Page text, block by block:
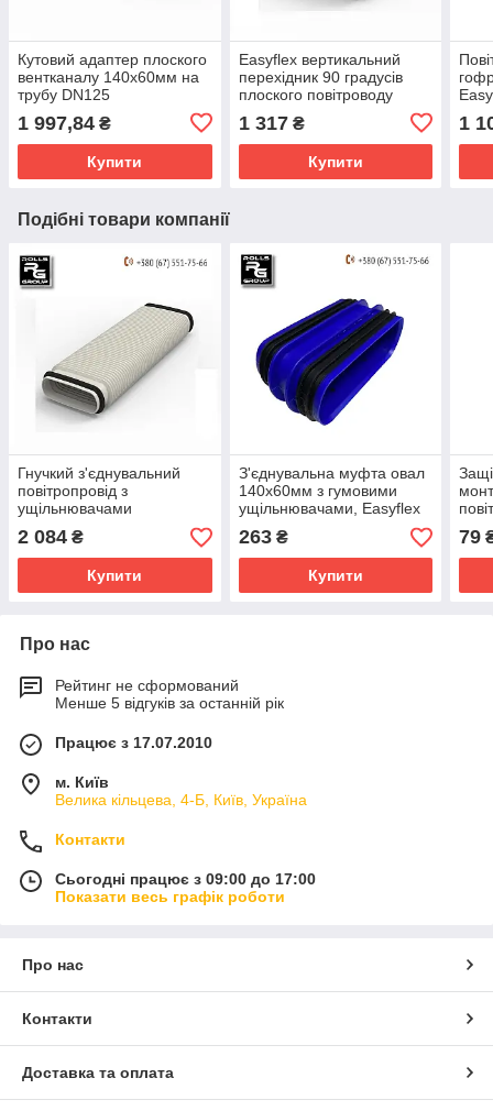
Кутовий адаптер плоского
вентканалу 140x60мм на
трубу DN125
1 997,84 ₴
Купити
Easyflex вертикальний
перехідник 90 градусів
плоского повітроводу
1 317₴
Купити
1
Подібні товари компанії
Гнучкий з'єднувальний
повітропровід з
ущільнювачами
140x60х420, Easyflex
2 084 ₴
Купити
З'єднувальна муфта овал
140x60мм з гумовими
ущільнювачами, Easyflex
263₴
Купити
79
Про нас
Рейтинг не сформований
Менше 5 відгуків за останній рік
Працює з 17.07.2010
м. Київ
Велика кільцева, 4-Б, Київ, Україна
Контакти
Сьогодні працює з 09:00 до 17:00
Показати весь графік роботи
Про нас
Контакти
Доставка та оплата